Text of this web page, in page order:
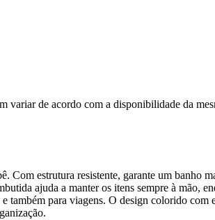
de acordo com a disponibilidade da
Com estrutura resistente, garante um banho
ajuda a manter os itens sempre à mão,
também para viagens. O design colorido